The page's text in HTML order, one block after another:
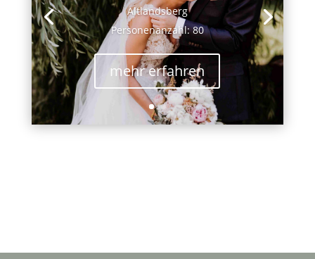
Altlandsberg
Personenanzahl: 80
mehr erfahren